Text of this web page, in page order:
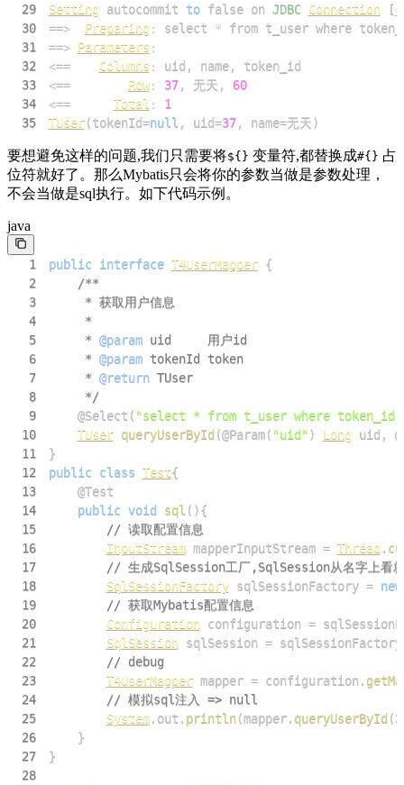
29
Setting autocommit to false on JDBC Connection [
30
==> Preparing : select * from t_user where
31
==> Parameters :
32
<== Columns : uid , name,
33
<== Row: 37, 无天 ,
60
34
<== Total :
1
35
TUser(tokenId=null , uid=37, name=无天)
要想避免这样的问题,我们只需要将${} 变量符,都替换成#{} 占
位符就好了。那么Mybatis只会将你的参数当做是参数处理，
不会当做是sql执行。如下代码示例。
java
1 public interface T4UserMapper {
2
3
4
5
     *
@param uid
6
     *
@param tokenId
token
7
     *
@return
TUser
8
     */
9
@Select ( "select * from t_user where
10
TUser queryUserById (@Param( "uid") Long uid ,
11
}
12
public class Test{
13
@Test
14
public void sql ( ){
15
// 读取配置信息
16
InputStream mapperInputStream = Thread .
17
// 生成SqlSession工厂,SqlSession从名字上看就
18
SqlSessionFactory sqlSessionFactory = new
19
// 获取Mybatis配置信息
20
Configuration configuration =
21
SqlSession sqlSession = sqlSessionFactory
22
// debug
23
T4UserMapper mapper = configuration .
24
// 模拟sql注入 => null
25
System. out . println(mapper. queryUserById (
26
}
27
}
28